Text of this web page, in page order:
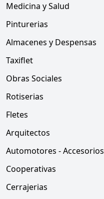
Medicina y Salud
Pinturerias
Almacenes y Despensas
Taxiflet
Obras Sociales
Rotiserias
Fletes
Arquitectos
Automotores - Accesorios
Cooperativas
Cerrajerias